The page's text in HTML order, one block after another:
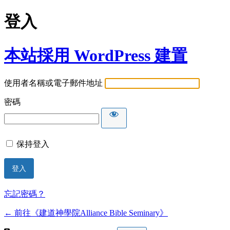
登入
本站採用 WordPress 建置
使用者名稱或電子郵件地址
密碼
保持登入
忘記密碼？
← 前往《建道神學院Alliance Bible Seminary》